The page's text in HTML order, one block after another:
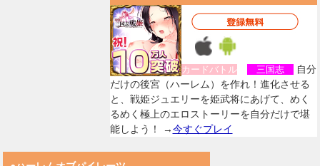
カードバトル 三国志
自分
だけの後宮（ハーレム）を作れ！進化させる
と、戦姫ジュエリーを姫武将にあげて、めく
るめく極上のエロストーリーを自分だけで堪
能しよう！ →今すぐプレイ